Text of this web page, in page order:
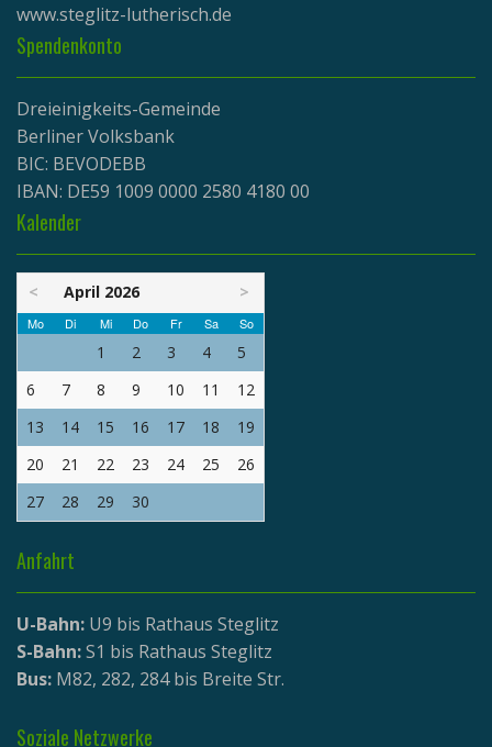
www.steglitz-lutherisch.de
Spendenkonto
Dreieinigkeits-Gemeinde
Berliner Volksbank
BIC: BEVODEBB
IBAN: DE59 1009 0000 2580 4180 00
Kalender
< April 2026 >
Mo Di Mi Do Fr Sa So
1 2 3 4
5
6
7 8 9 10 11
12
13
14 15 16 17 18
19
20
21 22 23 24 25
26
27
28 29 30
Anfahrt
U-Bahn: U9 bis Rathaus Steglitz
S-Bahn:S1 bis Rathaus Steglitz
Bus: M82, 282, 284 bis Breite Str.
Soziale Netzwerke